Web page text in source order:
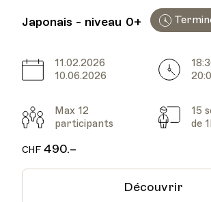
Japonais - niveau 0+
Date
11.02.2026
10.06.2026
Heure
Participants
Max 12
participants
Cours
15
de
CHF490.–
Découvrir